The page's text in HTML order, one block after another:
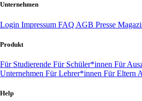
Unternehmen
Login Impressum FAQ AGB Presse
Produkt
Für Studierende Für Schüler*innen Für
Unternehmen Für Lehrer*innen Für Eltern
Help